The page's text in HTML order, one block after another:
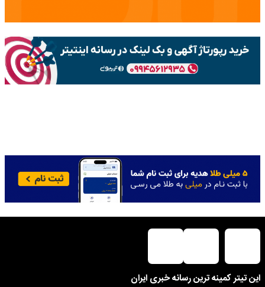
این تیتر کمینه ترین رسانه خبری ایران